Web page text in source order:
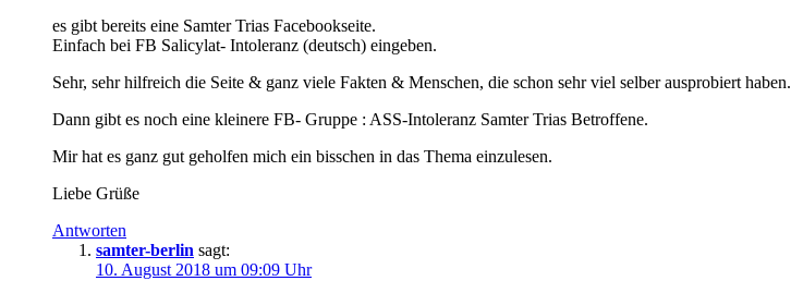
es gibt bereits eine Samter Trias Facebookseite.
Einfach bei FB Salicylat- Intoleranz (deutsch) eingeben.
Sehr, sehr hilfreich die Seite & ganz viele Fakten & Menschen, die schon sehr viel selber ausprobiert haben.
Dann gibt es noch eine kleinere FB- Gruppe : ASS-Intoleranz Samter Trias Betroffene.
Mir hat es ganz gut geholfen mich ein bisschen in das Thema einzulesen.
Liebe Grüße
Antworten
samter-berlin sagt:
10. August 2018 um 09:09 Uhr